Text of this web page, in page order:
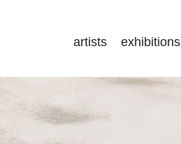
artists exhibitions